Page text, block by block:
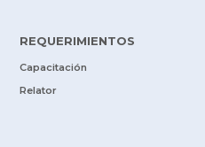
REQUERIMIENTOS
Capacitación
Relator